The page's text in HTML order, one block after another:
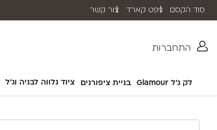
התחברות
לק ג'ל Glamour בניית ציפורנים ציוד נלווה לבניה וג'ל
שליח עד הבית תוך 2-5 ימי עסקים סוד הקסם גיפט קארד צור קשר